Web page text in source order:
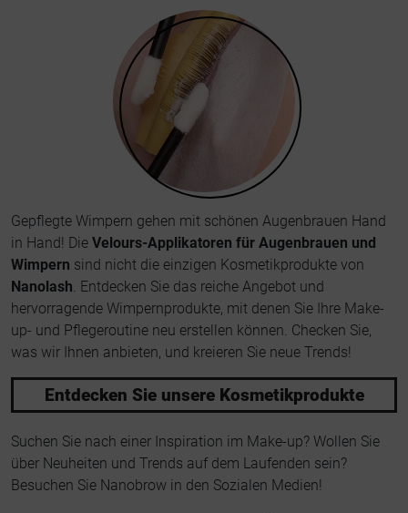
Gepflegte Wimpern gehen mit schönen Augenbrauen Hand
in Hand! Die Velours-Applikatoren für Augenbrauen und
Wimpern sind nicht die einzigen Kosmetikprodukte von
Nanolash. Entdecken Sie das reiche Angebot und
hervorragende Wimpernprodukte, mit denen Sie Ihre Make-
up- und Pflegeroutine neu erstellen können. Checken Sie,
was wir Ihnen anbieten, und kreieren Sie neue Trends!
Entdecken Sie unsere Kosmetikprodukte
Suchen Sie nach einer Inspiration im Make-up? Wollen Sie
über Neuheiten und Trends auf dem Laufenden sein?
Besuchen Sie Nanobrow in den Sozialen Medien!